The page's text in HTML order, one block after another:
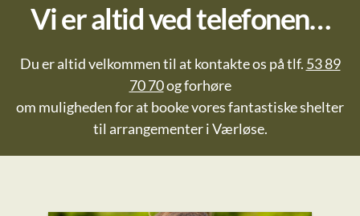
Vi er altid ved telefonen…
Du er altid velkommen til at kontakte os på tlf. 53 89
70 70og forhøre
om muligheden for at booke vores fantastiske shelter
til arrangementer i Værløse.